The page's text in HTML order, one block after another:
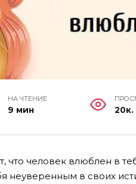
НА ЧТЕНИЕ
9 мин 20к.
что человек влюблен в
неуверенным в своих